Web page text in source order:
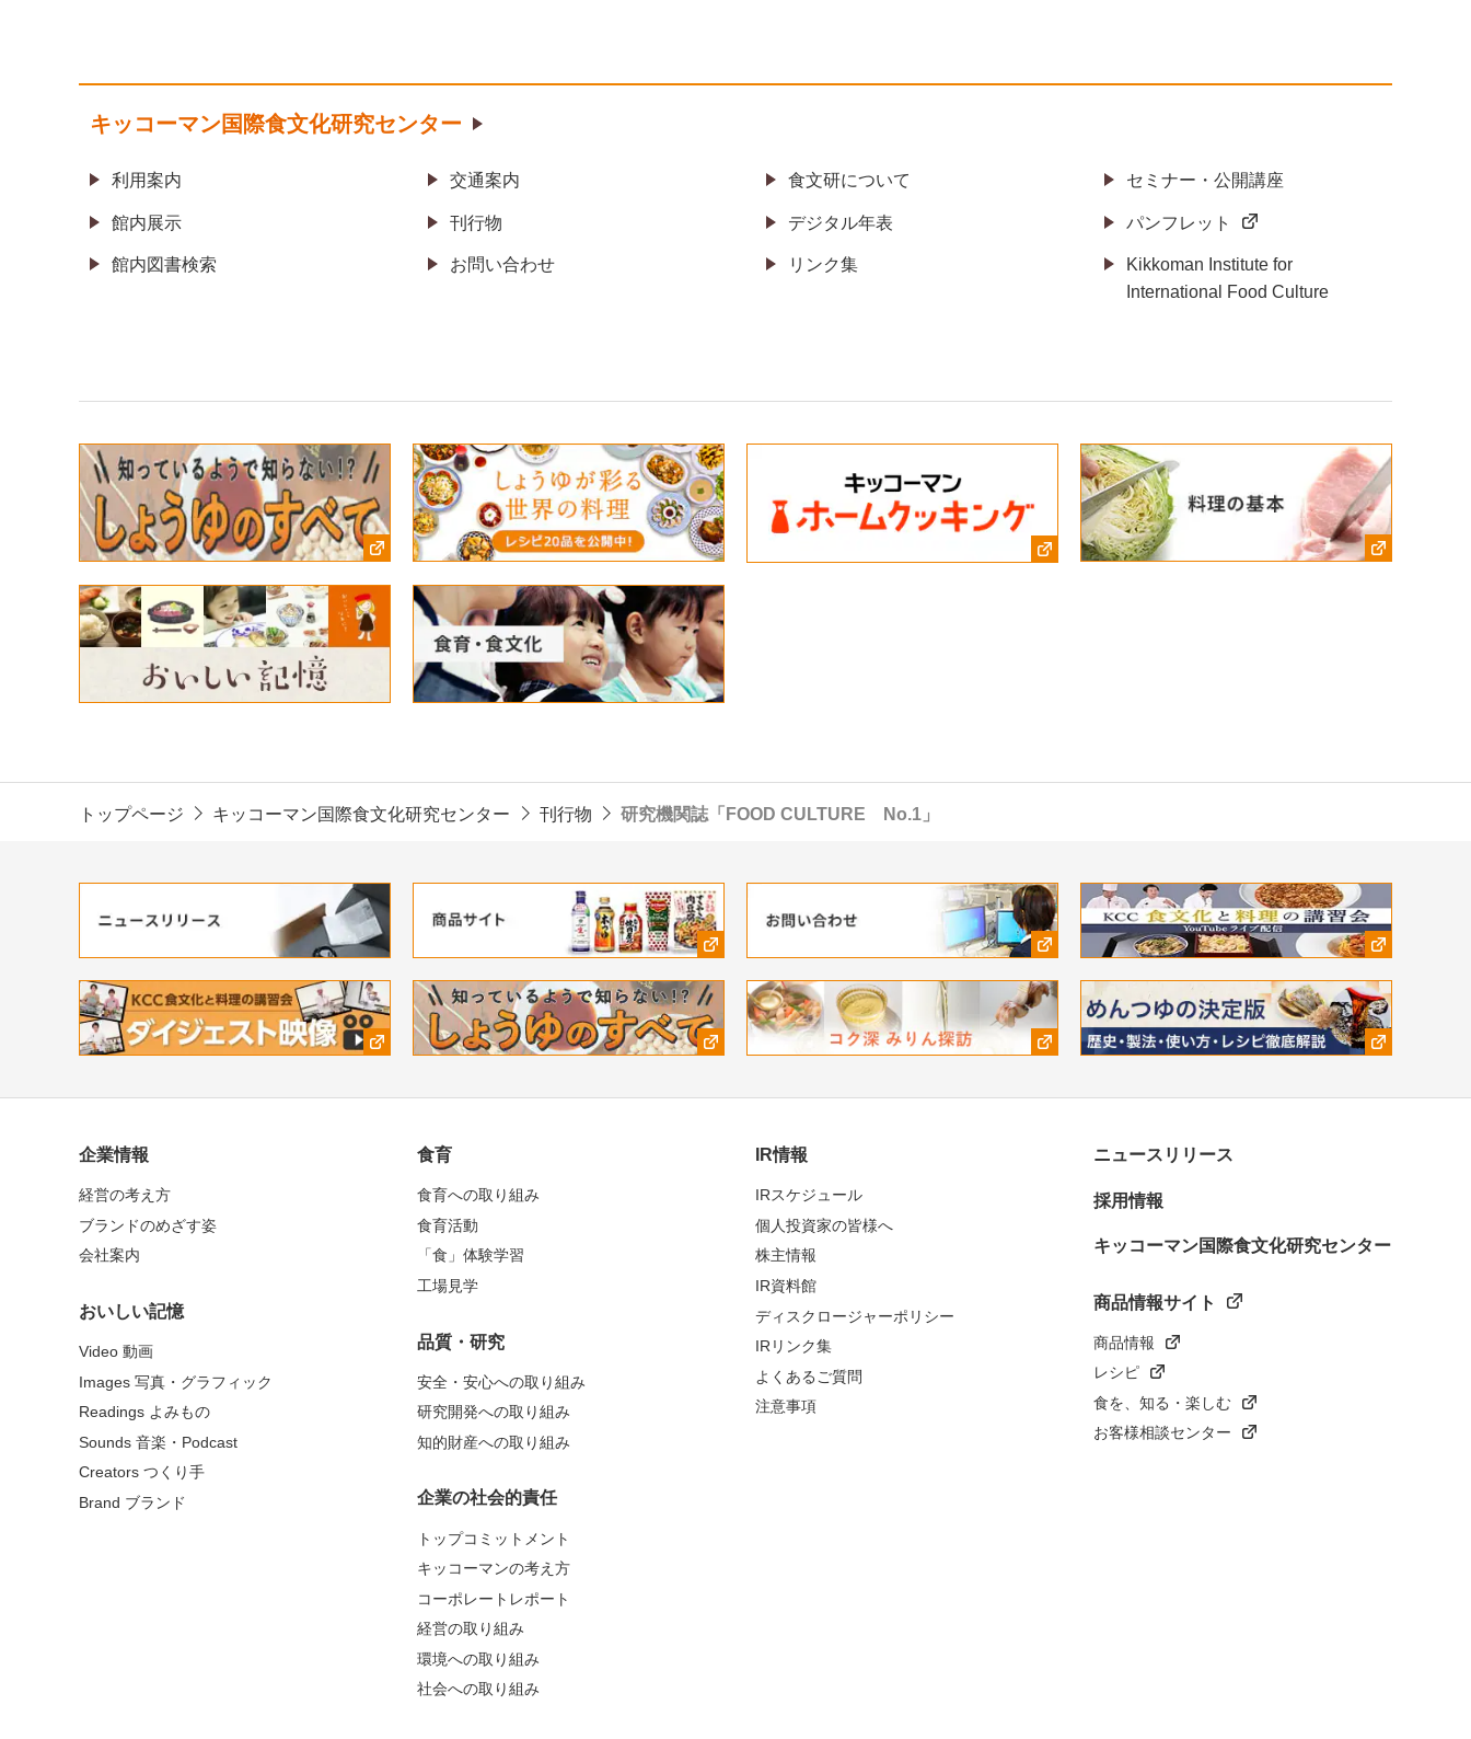
キッコーマン国際食文化研究センター
利用案内 交通案内 食文研について セミナー・公開講座
館内展示 刊行物 デジタル年表 パンフレット
館内図書検索 お問い合わせ リンク集
Kikkoman Institute for
International Food Culture
トップページ キッコーマン国際食文化研究センター 刊行物 研究機関誌「FOOD CULTURE No.1」
企業情報
経営の考え方
ブランドのめざす姿
会社案内
おいしい記憶
Video 動画
Images 写真・グラフィック
Readings よみもの
Sounds 音楽・Podcast
Creators つくり手
Brand ブランド
食育
食育への取り組み
食育活動
「食」体験学習
工場見学
品質・研究
安全・安心への取り組み
研究開発への取り組み
知的財産への取り組み
企業の社会的責任
トップコミットメント
キッコーマンの考え方
コーポレートレポート
経営の取り組み
環境への取り組み
社会への取り組み
IR情報
IRスケジュール
個人投資家の皆様へ
株主情報
IR資料館
ディスクロージャーポリシー
IRリンク集
よくあるご質問
注意事項
ニュースリリース
採用情報
キッコーマン国際食文化研究センター
商品情報サイト
商品情報
レシピ
食を、知る・楽しむ
お客様相談センター